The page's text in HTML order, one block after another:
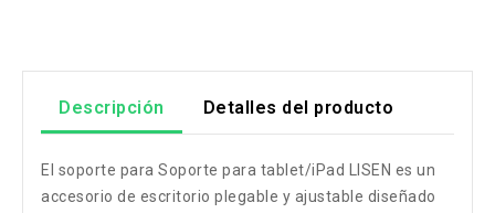
Descripción Detalles del producto
El soporte para Soporte para tablet/iPad LISEN es un
accesorio de escritorio plegable y ajustable diseñado